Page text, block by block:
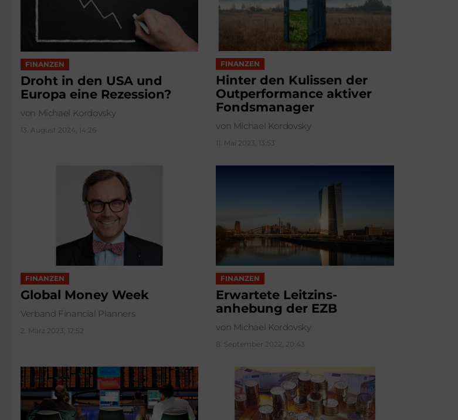
FINANZEN
Droht in den USA und
Europa eine Rezession?
von Michael Kordovsky
13. August 2024, 14:26
FINANZEN
Hinter den Kulissen der
Outperformance aktiver
Fondsmanager
von Michael Kordovsky
11. Mai 2023, 13:53
FINANZEN
Global Money Week
Verband Financial Planners
2. März 2023, 12:52
FINANZEN
Erwartete Leitzins­
anhebung der EZB
von Michael Kordovsky
8. September 2022, 20:43